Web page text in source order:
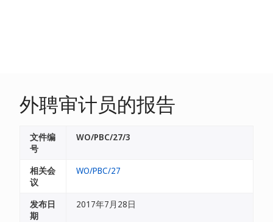
外聘审计员的报告
文件编
号
WO/PBC/27/3
相关会
议
WO/PBC/27
发布日
期
2017年7月28日